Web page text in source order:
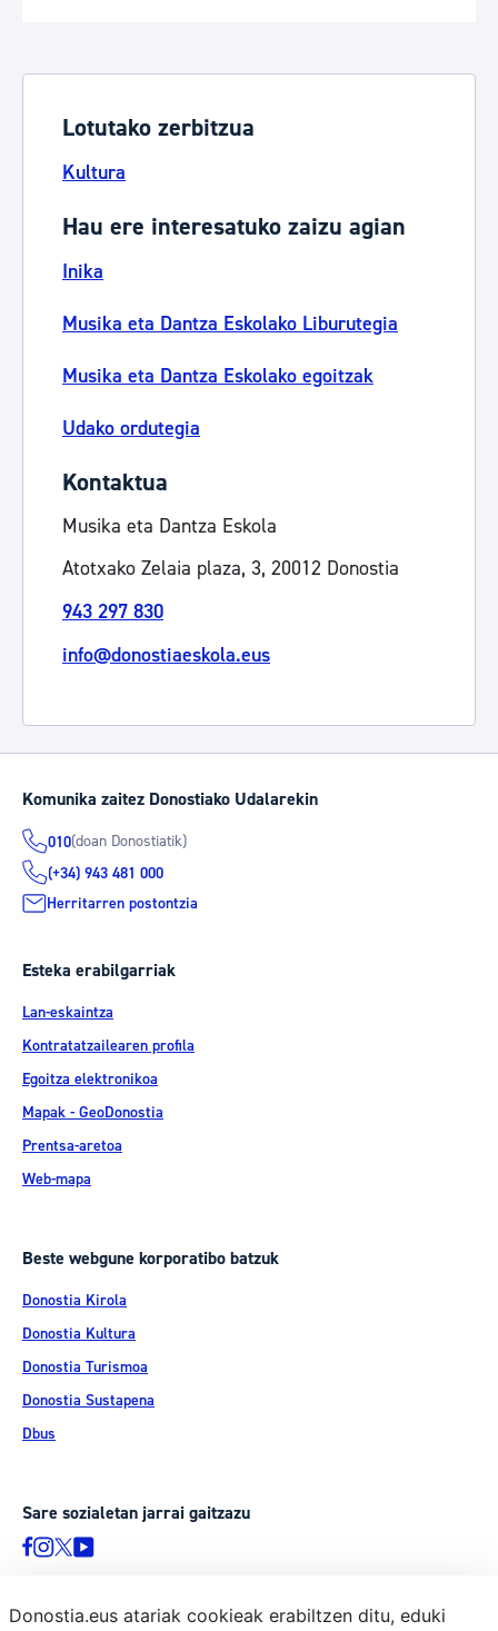
Lotutako zerbitzua
Kultura
Hau ere interesatuko zaizu agian
Inika
Musika eta Dantza Eskolako Liburutegia
Musika eta Dantza Eskolako egoitzak
Udako ordutegia
Kontaktua
Musika eta Dantza Eskola
Atotxako Zelaia plaza, 3, 20012 Donostia
943 297 830
info@donostiaeskola.eus
Komunika zaitez Donostiako Udalarekin
010(doan Donostiatik)
(+34) 943 481 000
Herritarren postontzia
Esteka erabilgarriak
Lan-eskaintza
Kontratatzailearen profila
Egoitza elektronikoa
Mapak - GeoDonostia
Prentsa-aretoa
Web-mapa
Beste webgune korporatibo batzuk
Donostia Kirola
Donostia Kultura
Donostia Turismoa
Donostia Sustapena
Dbus
Sare sozialetan jarrai gaitzazu
Donostia.eus atariak cookieak erabiltzen ditu, eduki